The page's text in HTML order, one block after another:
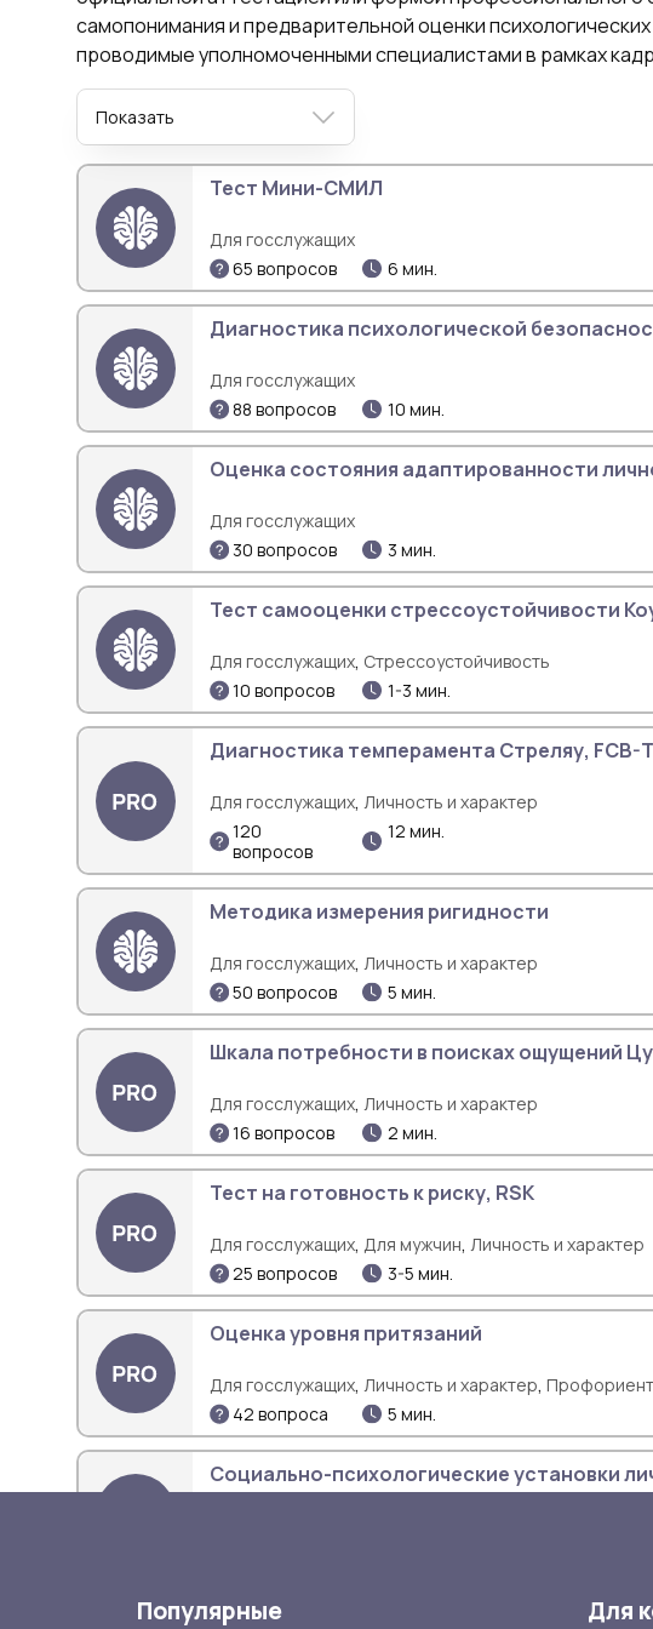
самопонимания и предварительной оценки
проводимые уполномоченными специалистами в рамках
Показать
Тест Мини-СМИЛ
Для госслужащих
65 вопросов
6 мин.
Диагностика психологической
Для госслужащих
88 вопросов
10 мин.
Оценка состояния адаптированности
Для госслужащих
30 вопросов
3 мин.
Тест самооценки стрессоустойчивости
Для госслужащих, Стрессоустойчивость
10 вопросов
1-3 мин.
Диагностика темперамента Стреляу, FCB-
Для госслужащих, Личность и характер
120
вопросов
12 мин.
Методика измерения ригидности
Для госслужащих, Личность и характер
50 вопросов
5 мин.
Шкала потребности в поисках ощущений
Для госслужащих, Личность и характер
16 вопросов
2 мин.
Тест на готовность к риску, RSK
Для госслужащих, Для мужчин, Личность и характер
25 вопросов
3-5 мин.
Оценка уровня притязаний
Для госслужащих, Личность и характер,
42 вопроса
5 мин.
Социально-психологические установки
Популярные Для